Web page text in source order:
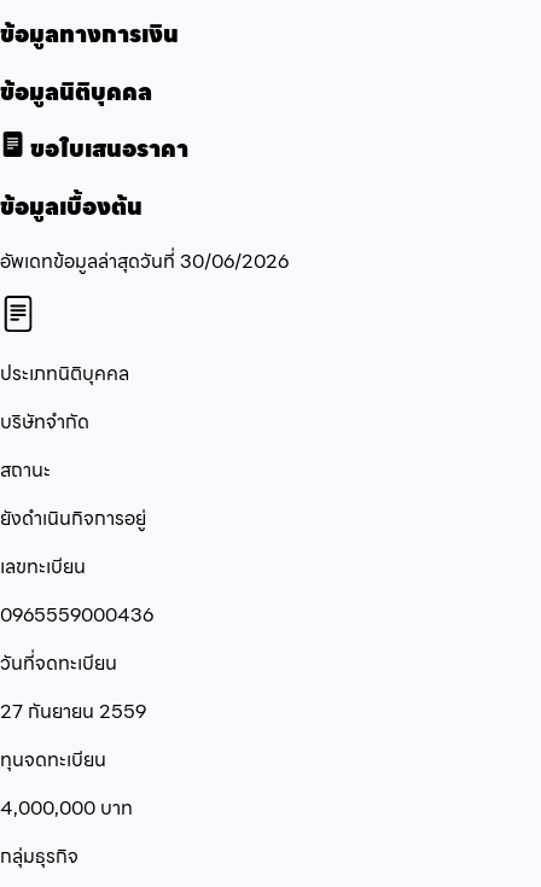
ข้อมูลทางการเงิน
ข้อมูลนิติบุคคล
ขอใบเสนอราคา
ข้อมูลเบื้องต้น
อัพเดทข้อมูลล่าสุดวันที่ 30/06/2026
ประเภทนิติบุคคล
บริษัทจำกัด
สถานะ
ยังดำเนินกิจการอยู่
เลขทะเบียน
0965559000436
วันที่จดทะเบียน
27 กันยายน 2559
ทุนจดทะเบียน
4,000,000 บาท
กลุ่มธุรกิจ